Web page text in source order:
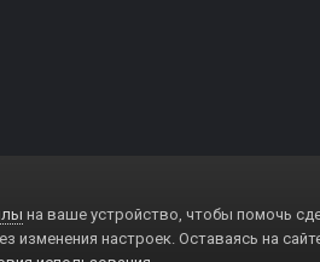
на ваше устройство, чтобы помочь
изменения настроек. Оставаясь на